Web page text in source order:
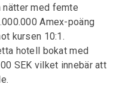
med femte
Amex-poäng
kursen 10:1.
hotell bokat med
SEK vilket innebär att